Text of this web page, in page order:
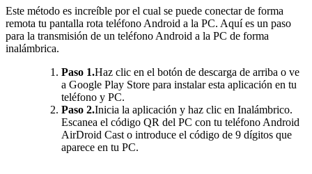
Este método es increíble por el cual se puede conectar de forma
remota tu pantalla rota teléfono Android a la PC. Aquí es un paso
para la transmisión de un teléfono Android a la PC de forma
inalámbrica.
Paso 1.Haz clic en el botón de descarga de arriba o ve
a Google Play Store para instalar esta aplicación en tu
teléfono y PC.
Paso 2.Inicia la aplicación y haz clic en Inalámbrico.
Escanea el código QR del PC con tu teléfono Android
AirDroid Cast o introduce el código de 9 dígitos que
aparece en tu PC.